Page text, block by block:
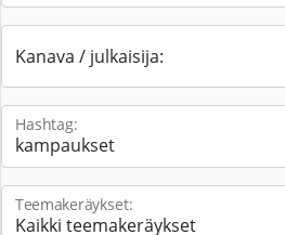
Kanava / julkaisija:
Hashtag:
Teemakeräykset: